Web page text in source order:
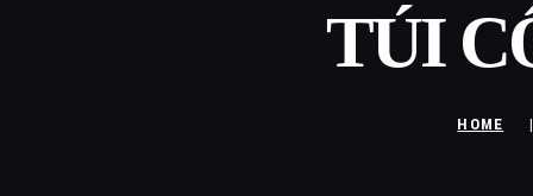
TÚI
HOME